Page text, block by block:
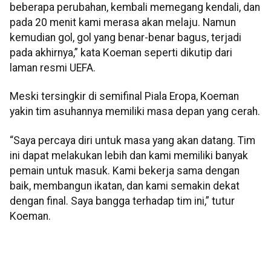
beberapa perubahan, kembali memegang kendali, dan
pada 20 menit kami merasa akan melaju. Namun
kemudian gol, gol yang benar-benar bagus, terjadi
pada akhirnya,” kata Koeman seperti dikutip dari
laman resmi UEFA.
Meski tersingkir di semifinal Piala Eropa, Koeman
yakin tim asuhannya memiliki masa depan yang cerah.
“Saya percaya diri untuk masa yang akan datang. Tim
ini dapat melakukan lebih dan kami memiliki banyak
pemain untuk masuk. Kami bekerja sama dengan
baik, membangun ikatan, dan kami semakin dekat
dengan final. Saya bangga terhadap tim ini,” tutur
Koeman.